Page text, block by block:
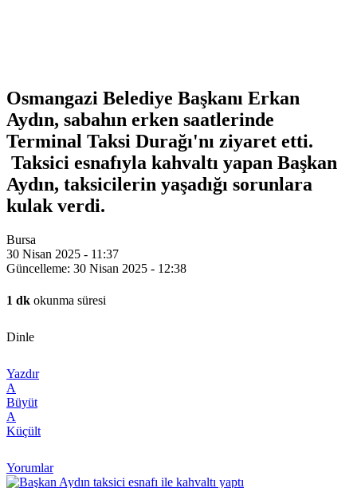
Osmangazi Belediye Başkanı Erkan
Aydın, sabahın erken saatlerinde
Terminal Taksi Durağı'nı ziyaret etti.
Taksici esnafıyla kahvaltı yapan Başkan
Aydın, taksicilerin yaşadığı sorunlara
kulak verdi.
Bursa
30 Nisan 2025 - 11:37
Güncelleme: 30 Nisan 2025 - 12:38
1 dk okunma süresi
Dinle
Yazdır
A
Büyüt
A
Küçült
Yorumlar